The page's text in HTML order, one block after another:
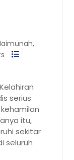
serius
itu,
sekitar
seluruh